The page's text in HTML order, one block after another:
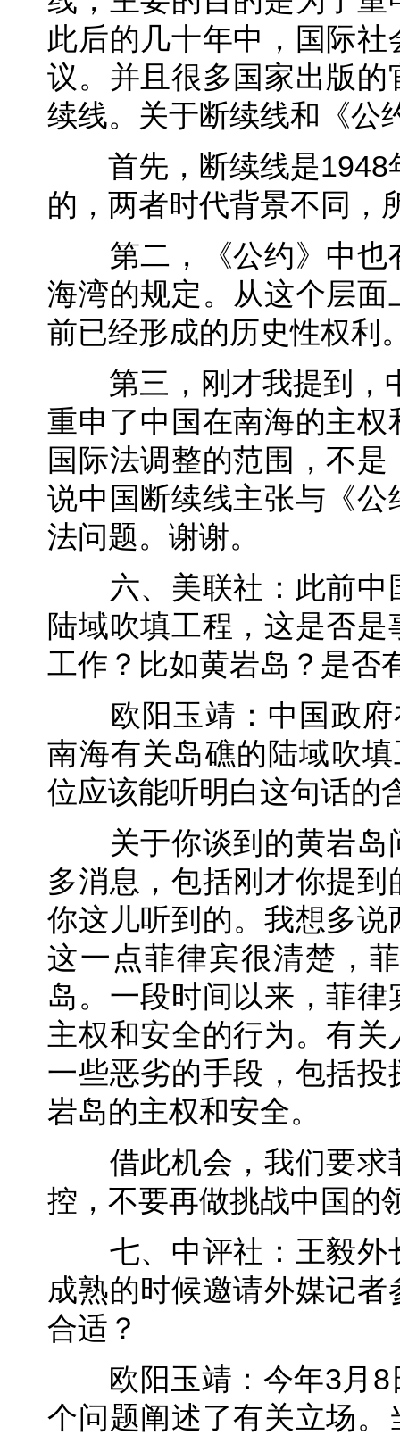
此后的几十年中，国际
议。并且很多国家出版
续线。关于断续线和《公
首先，断续线是1948
的，两者时代背景不同，
第二，《公约》中也
海湾的规定。从这个层
前已经形成的历史性权利
第三，刚才我提到，
重申了中国在南海的主
国际法调整的范围，不
说中国断续线主张与《
法问题。谢谢。
六、美联社：此前中
陆域吹填工程，这是否
工作？比如黄岩岛？是否
欧阳玉靖：中国政府
南海有关岛礁的陆域吹
位应该能听明白这句话的
关于你谈到的黄岩岛
多消息，包括刚才你提
你这儿听到的。我想多
这一点菲律宾很清楚，
岛。一段时间以来，菲
主权和安全的行为。有
一些恶劣的手段，包括
岩岛的主权和安全。
借此机会，我们要求
控，不要再做挑战中国的
七、中评社：王毅外
成熟的时候邀请外媒记
合适？
欧阳玉靖：今年3月8
个问题阐述了有关立场